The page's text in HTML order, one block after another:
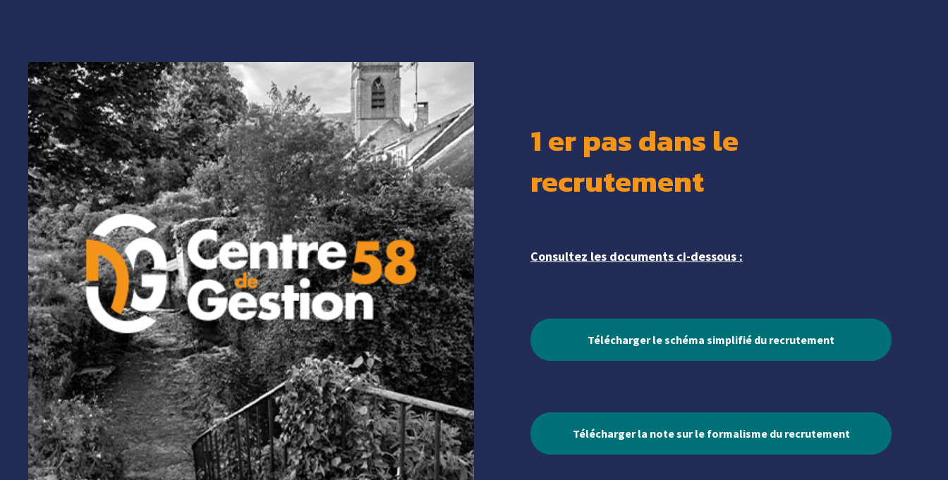
1 er pas dans le
recrutement
Consultez les documents ci-dessous :
Télécharger le schéma simplifié du recrutement
Télécharger la note sur le formalisme du recrutement